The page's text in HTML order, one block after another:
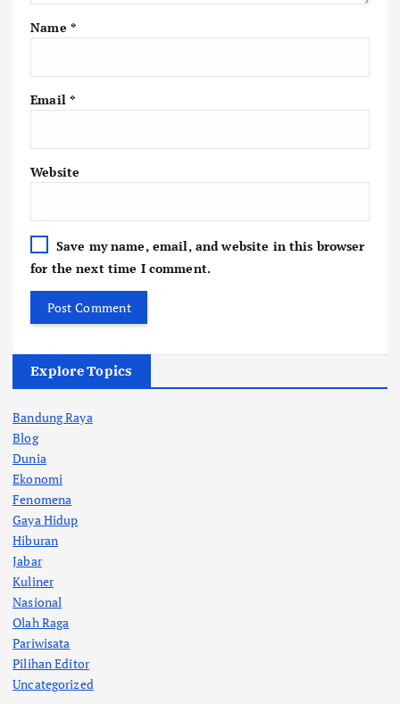
Name *
Email *
Website
Save my name, email, and website in this browser
for the next time I comment.
Explore Topics
Bandung Raya
Blog
Dunia
Ekonomi
Fenomena
Gaya Hidup
Hiburan
Jabar
Kuliner
Nasional
Olah Raga
Pariwisata
Pilihan Editor
Uncategorized